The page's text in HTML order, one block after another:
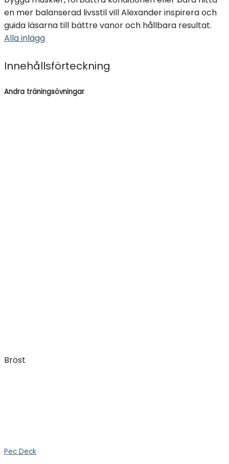
en mer balanserad livsstil vill Alexander inspirera och
guida läsarna till bättre vanor och hållbara resultat.
Alla inlägg
Innehållsförteckning
Andra träningsövningar
Bröst
Pec Deck